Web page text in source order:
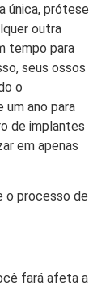
única, prótese
outra
tempo para
seus ossos
o
um ano para
de implantes
em apenas
o processo de
fará afeta a